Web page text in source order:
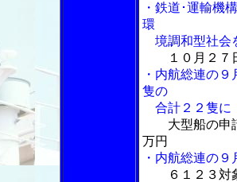
・鉄道･運輸機
環
境調和型社会
１０月２７
・内航総連の
隻の
合計２２隻に
大型船の申
万円
・内航総連の
６１２３